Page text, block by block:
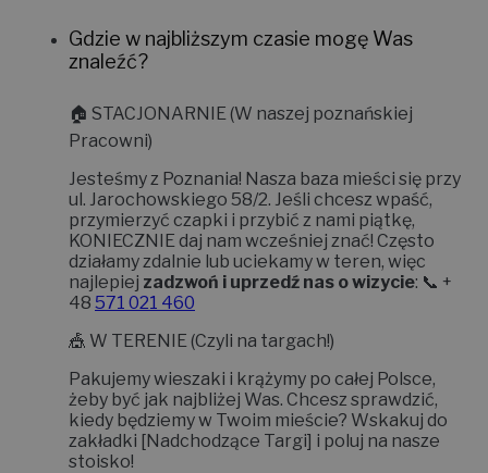
Gdzie w najbliższym czasie mogę Was
znaleźć?
🏠 STACJONARNIE (W naszej poznańskiej
Pracowni)
Jesteśmy z Poznania! Nasza baza mieści się przy
ul. Jarochowskiego 58/2. Jeśli chcesz wpaść,
przymierzyć czapki i przybić z nami piątkę,
KONIECZNIE daj nam wcześniej znać! Często
działamy zdalnie lub uciekamy w teren, więc
najlepiej zadzwoń i uprzedź nas o wizycie: 📞 +
48 571 021 460
🎪 W TERENIE (Czyli na targach!)
Pakujemy wieszaki i krążymy po całej Polsce,
żeby być jak najbliżej Was. Chcesz sprawdzić,
kiedy będziemy w Twoim mieście? Wskakuj do
zakładki [Nadchodzące Targi] i poluj na nasze
stoisko!